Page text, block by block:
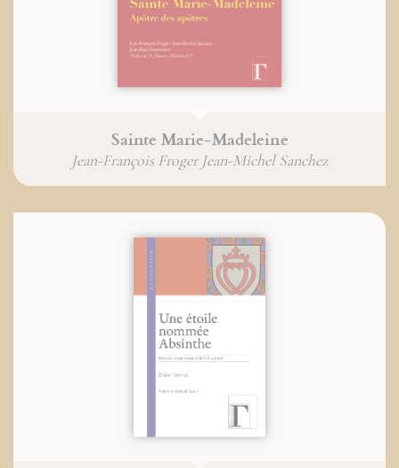
Sainte Marie-Madeleine
Jean-François Froger Jean-Michel Sanchez